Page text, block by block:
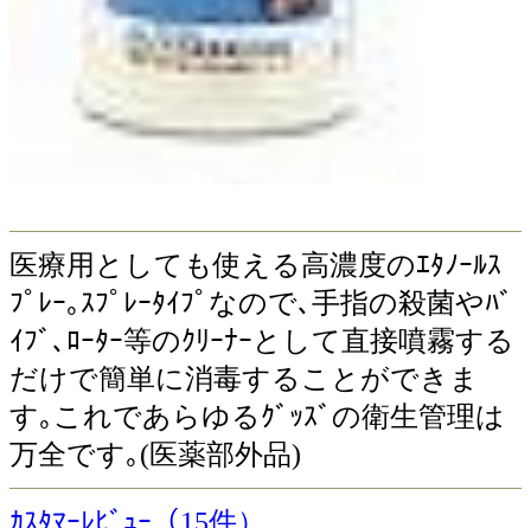
医療用としても使える高濃度のｴﾀﾉｰﾙｽ
ﾌﾟﾚｰ｡ｽﾌﾟﾚｰﾀｲﾌﾟなので､手指の殺菌やﾊﾞ
ｲﾌﾞ､ﾛｰﾀｰ等のｸﾘｰﾅｰとして直接噴霧する
だけで簡単に消毒することができま
す｡これであらゆるｸﾞｯｽﾞの衛生管理は
万全です｡(医薬部外品)